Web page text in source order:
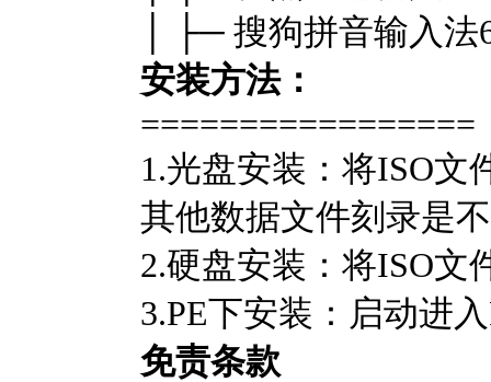
│ ├─ 搜狗拼音输入法
安装方法：
=================
1.光盘安装：将ISO文
其他数据文件刻录是
2.硬盘安装：将ISO文
3.PE下安装：启动进
免责条款